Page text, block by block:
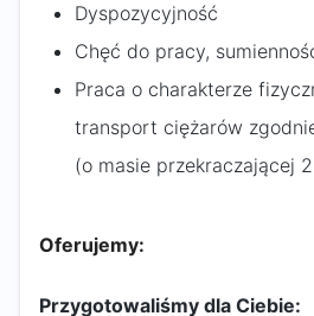
Dyspozycyjność
Chęć do pracy,
Praca o charakterze
transport ciężarów
(o masie przekraczającej
Oferujemy:
Przygotowaliśmy dla Ciebie: